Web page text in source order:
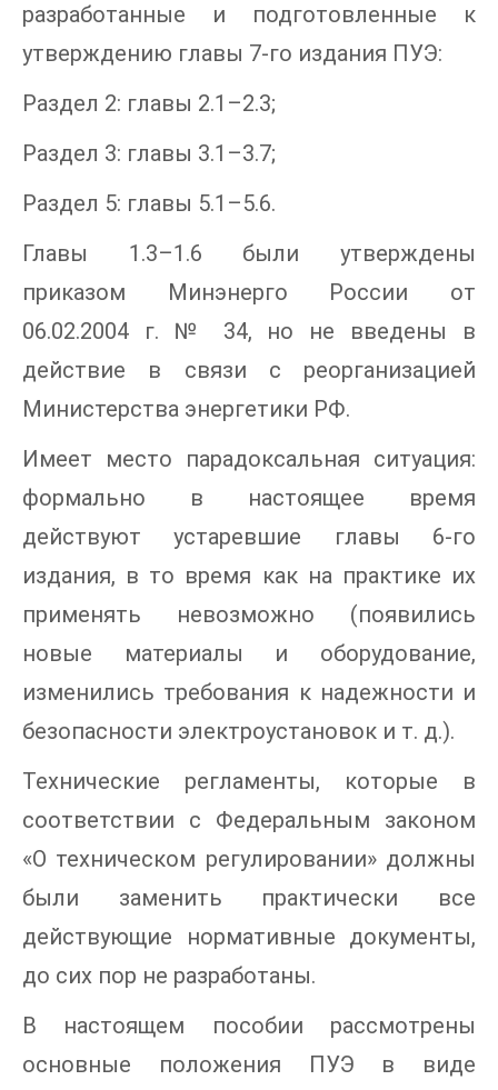
разработанные и подготовленные к
утверждению главы 7-го издания ПУЭ:
Раздел 2: главы 2.1–2.3;
Раздел 3: главы 3.1–3.7;
Раздел 5: главы 5.1–5.6.
Главы 1.3–1.6 были утверждены
приказом Минэнерго России от
06.02.2004 г. № 34, но не введены в
действие в связи с реорганизацией
Министерства энергетики РФ.
Имеет место парадоксальная ситуация:
формально в настоящее время
действуют устаревшие главы 6-го
издания, в то время как на практике их
применять невозможно (появились
новые материалы и оборудование,
изменились требования к надежности и
безопасности электроустановок и т. д.).
Технические регламенты, которые в
соответствии с Федеральным законом
«О техническом регулировании» должны
были заменить практически все
действующие нормативные документы,
до сих пор не разработаны.
В настоящем пособии рассмотрены
основные положения ПУЭ в виде